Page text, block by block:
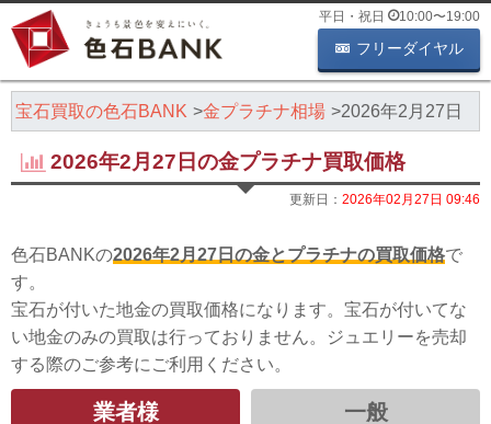
平日・祝日 10:00〜19:00
フリーダイヤル
宝石買取の色石BANK 金プラチナ相場 2026年2月27日
2026年2月27日の金プラチナ買取価格
更新日： 2026年02月27日 09:46
色石BANKの2026年2月27日の金とプラチナの買取価格で
す。
宝石が付いた地金の買取価格になります。宝石が付いてな
い地金のみの買取は行っておりません。ジュエリーを売却
する際のご参考にご利用ください。
業者様 一般